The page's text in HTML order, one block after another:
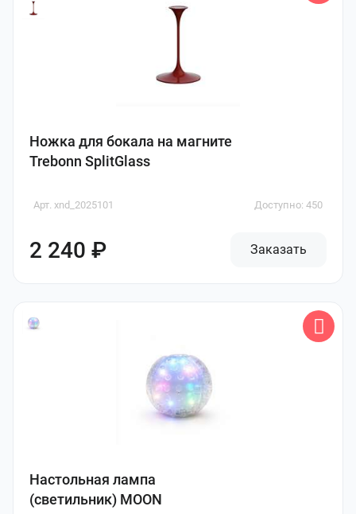
Ножка для бокала на магните
Trebonn SplitGlass
Арт. xnd_2025101 Доступно: 450
2 240 ₽ Заказать
Настольная лампа
(светильник) MOON